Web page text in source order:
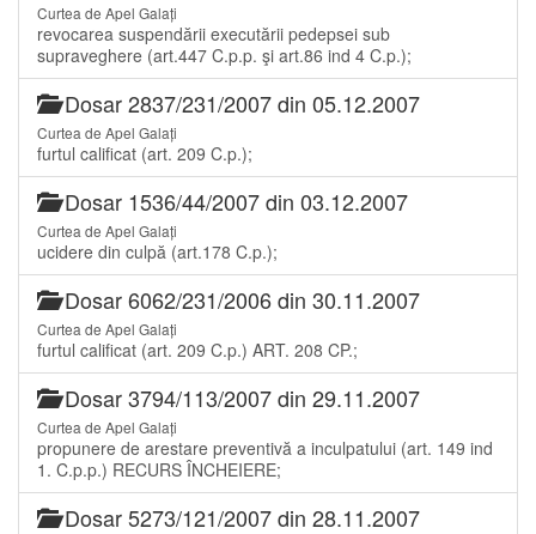
Curtea de Apel Galați
revocarea suspendării executării pedepsei sub
supraveghere (art.447 C.p.p. şi art.86 ind 4 C.p.);
Dosar 2837/231/2007 din 05.12.2007
Curtea de Apel Galați
furtul calificat (art. 209 C.p.);
Dosar 1536/44/2007 din 03.12.2007
Curtea de Apel Galați
ucidere din culpă (art.178 C.p.);
Dosar 6062/231/2006 din 30.11.2007
Curtea de Apel Galați
furtul calificat (art. 209 C.p.) ART. 208 CP.;
Dosar 3794/113/2007 din 29.11.2007
Curtea de Apel Galați
propunere de arestare preventivă a inculpatului (art. 149 ind
1. C.p.p.) RECURS ÎNCHEIERE;
Dosar 5273/121/2007 din 28.11.2007